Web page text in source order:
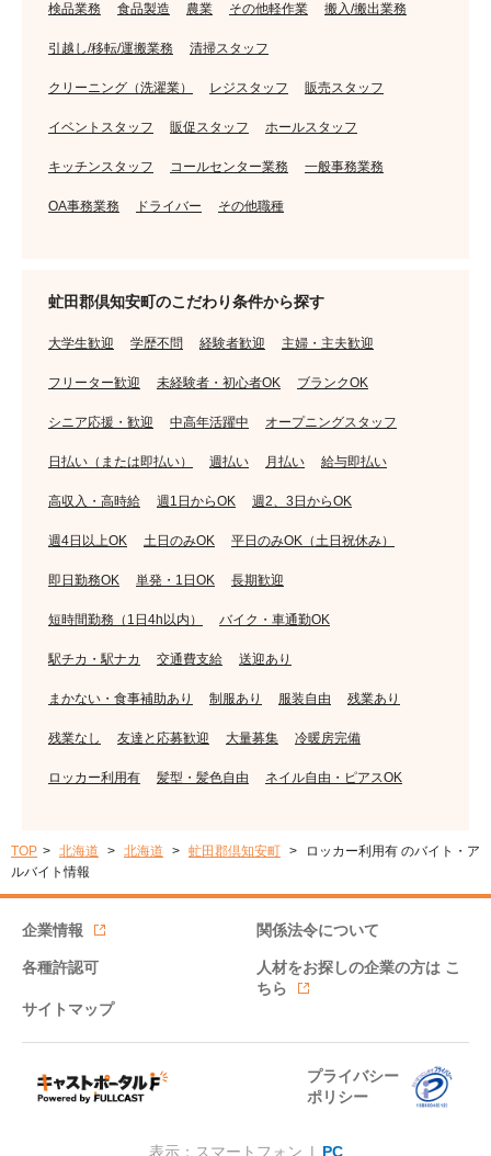
検品業務 食品製造 農業 その他軽作業 搬入/搬出業務
引越し/移転/運搬業務 清掃スタッフ
クリーニング（洗濯業） レジスタッフ 販売スタッフ
イベントスタッフ 販促スタッフ ホールスタッフ
キッチンスタッフ コールセンター業務 一般事務業務
OA事務業務 ドライバー その他職種
虻田郡倶知安町のこだわり条件から探す
大学生歓迎 学歴不問 経験者歓迎 主婦・主夫歓迎
フリーター歓迎 未経験者・初心者OK ブランクOK
シニア応援・歓迎 中高年活躍中 オープニングスタッフ
日払い（または即払い） 週払い 月払い 給与即払い
高収入・高時給 週1日からOK 週2、3日からOK
週4日以上OK 土日のみOK 平日のみOK（土日祝休み）
即日勤務OK 単発・1日OK 長期歓迎
短時間勤務（1日4h以内） バイク・車通勤OK
駅チカ・駅ナカ 交通費支給 送迎あり
まかない・食事補助あり 制服あり 服装自由 残業あり
残業なし 友達と応募歓迎 大量募集 冷暖房完備
ロッカー利用有 髪型・髪色自由 ネイル自由・ピアスOK
TOP 北海道 北海道 虻田郡倶知安町
ロッカー利用有 のバイト・ア
ルバイト情報
企業情報 関係法令について
各種許認可 人材をお探しの企業の方は こ
ちら
サイトマップ
プライバシー
ポリシー
表示：スマートフォン | PC